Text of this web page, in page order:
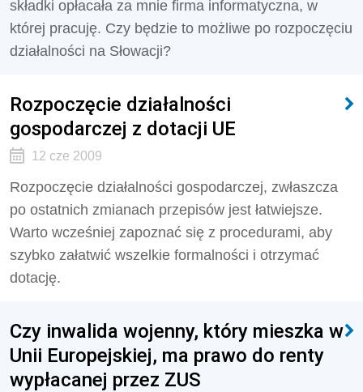
składki opłacała za mnie firma informatyczna, w
której pracuję. Czy będzie to możliwe po rozpoczęciu
działalności na Słowacji?
Rozpoczęcie działalności
gospodarczej z dotacji UE
12 cze 2009
Rozpoczęcie działalności gospodarczej, zwłaszcza
po ostatnich zmianach przepisów jest łatwiejsze.
Warto wcześniej zapoznać się z procedurami, aby
szybko załatwić wszelkie formalności i otrzymać
dotację.
Czy inwalida wojenny, który mieszka w
Unii Europejskiej, ma prawo do renty
wypłacanej przez ZUS